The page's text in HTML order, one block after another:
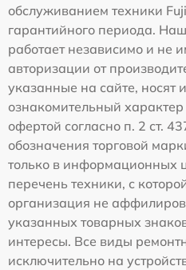
обслуживанием техники
гарантийного периода.
работает независимо и не
авторизации от
указанные на сайте, носят
ознакомительный
офертой согласно п. 2 ст.
обозначения торговой
только в информационных
перечень техники, с
организация не
указанных товарных
интересы. Все виды
исключительно на